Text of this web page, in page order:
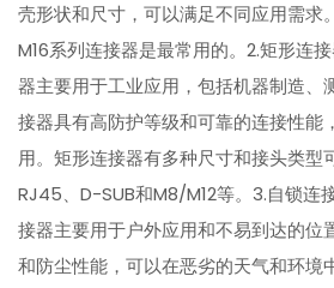
壳形状和尺寸，可以满足不同应用需求
M16系列连接器是最常用的。2.矩形连
器主要用于工业应用，包括机器制造、
接器具有高防护等级和可靠的连接性能
用。矩形连接器有多种尺寸和接头类型
RJ45、D-SUB和M8/M12等。3.自锁连
接器主要用于户外应用和不易到达的位
和防尘性能，可以在恶劣的天气和环境